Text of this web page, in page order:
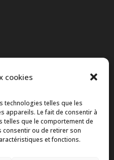
cookies
technologies telles que les
appareils. Le fait de consentir à
telles que le comportement de
consentir ou de retirer son
et fonctions.